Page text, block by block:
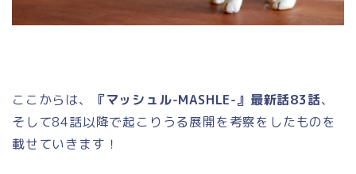
ここからは、 『マッシュル-MASHLE-』最新話83話、
そして84話以降で起こりうる展開を考察をしたものを
載せていきます！